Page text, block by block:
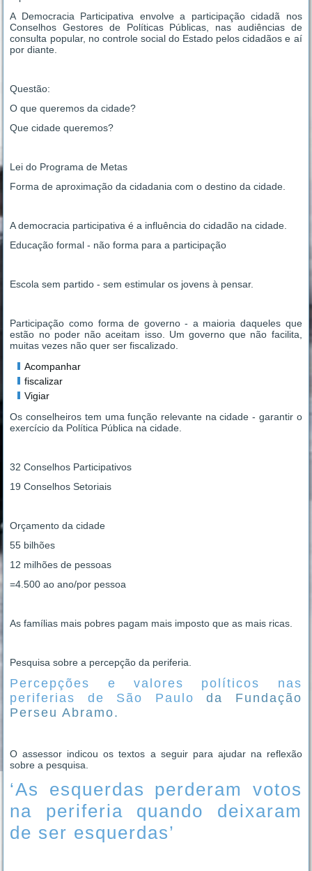
A Democracia Participativa envolve a participação cidadã nos
Conselhos Gestores de Políticas Públicas, nas audiências de
consulta popular, no controle social do Estado pelos cidadãos e aí
por diante.
Questão:
O que queremos da cidade?
Que cidade queremos?
Lei do Programa de Metas
Forma de aproximação da cidadania com o destino da cidade.
A democracia participativa é a influência do cidadão na cidade.
Educação formal - não forma para a participação
Escola sem partido - sem estimular os jovens à pensar.
Participação como forma de governo - a maioria daqueles que
estão no poder não aceitam isso. Um governo que não facilita,
muitas vezes não quer ser fiscalizado.
Acompanhar
fiscalizar
Vigiar
Os conselheiros tem uma função relevante na cidade - garantir o
exercício da Política Pública na cidade.
32 Conselhos Participativos
19 Conselhos Setoriais
Orçamento da cidade
55 bilhões
12 milhões de pessoas
=4.500 ao ano/por pessoa
As famílias mais pobres pagam mais imposto que as mais ricas.
Pesquisa sobre a percepção da periferia.
Percepções e valores políticos nas
periferias de São Pauloda Fundação
Perseu Abramo.
O assessor indicou os textos a seguir para ajudar na reflexão
sobre a pesquisa.
‘As esquerdas perderam votos
na periferia quando deixaram
de ser esquerdas’